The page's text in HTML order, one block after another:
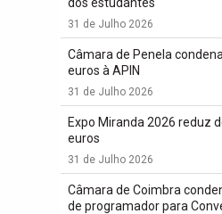
31 de Julho 2026
Câmara de Penela
euros à APIN
31 de Julho 2026
Expo Miranda 2026 reduz
euros
31 de Julho 2026
Câmara de Coimbra
de programador para